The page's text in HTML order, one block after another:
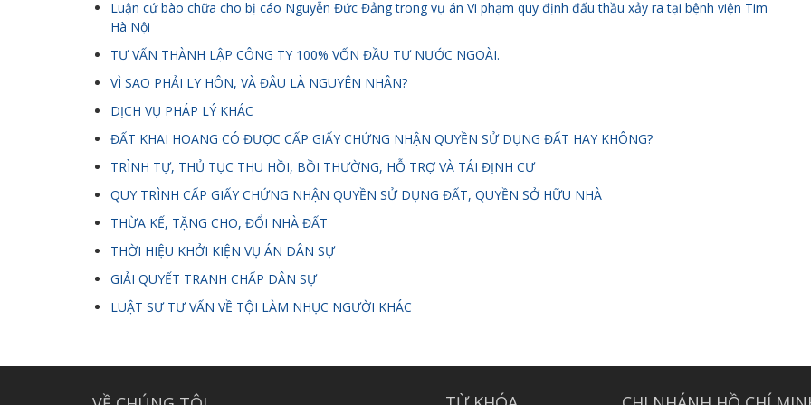
Luận cứ bào chữa cho bị cáo Nguyễn Đức Đảng trong vụ án Vi phạm quy định đấu thầu xảy ra tại bệnh viện Tim
Hà Nội
TƯ VẤN THÀNH LẬP CÔNG TY 100% VỐN ĐẦU TƯ NƯỚC NGOÀI.
VÌ SAO PHẢI LY HÔN, VÀ ĐÂU LÀ NGUYÊN NHÂN?
DỊCH VỤ PHÁP LÝ KHÁC
ĐẤT KHAI HOANG CÓ ĐƯỢC CẤP GIẤY CHỨNG NHẬN QUYỀN SỬ DỤNG ĐẤT HAY KHÔNG?
TRÌNH TỰ, THỦ TỤC THU HỒI, BỒI THƯỜNG, HỖ TRỢ VÀ TÁI ĐỊNH CƯ
QUY TRÌNH CẤP GIẤY CHỨNG NHẬN QUYỀN SỬ DỤNG ĐẤT, QUYỀN SỞ HỮU NHÀ
THỪA KẾ, TẶNG CHO, ĐỔI NHÀ ĐẤT
THỜI HIỆU KHỞI KIỆN VỤ ÁN DÂN SỰ
GIẢI QUYẾT TRANH CHẤP DÂN SỰ
LUẬT SƯ TƯ VẤN VỀ TỘI LÀM NHỤC NGƯỜI KHÁC